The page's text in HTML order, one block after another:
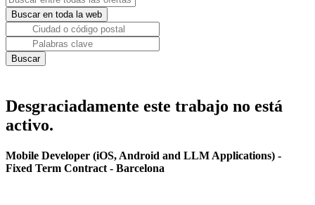
Desgraciadamente este trabajo no está
activo.
Mobile Developer (iOS, Android and LLM Applications) -
Fixed Term Contract - Barcelona